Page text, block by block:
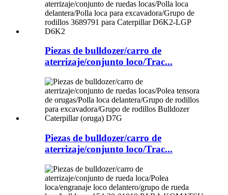
Piezas de bulldozer/carro de
aterrizaje/conjunto loco/Trac...
Piezas de bulldozer/carro de
aterrizaje/conjunto loco/Trac...